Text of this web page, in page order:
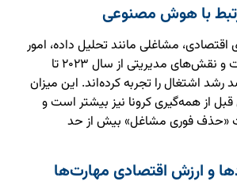
با هوش مصنوعی
مشاغلی مانند تحلیل داده، امور
مالی، فناوری اطلاعات و نقش‌های مدیریتی از سال ۲۰۲۳ تا
۱.۷ درصد رشد اشتغال را تجربه کرده‌اند. این میزان
از همه‌گیری کرونا نیز بیشتر است و
«حذف فوری مشاغل» بیش از حد
و ارزش اقتصادی مهارت‌ها